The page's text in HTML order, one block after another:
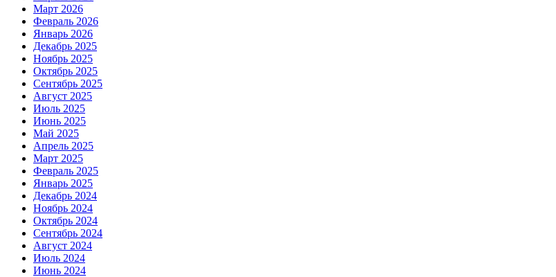
Март 2026
Февраль 2026
Январь 2026
Декабрь 2025
Ноябрь 2025
Октябрь 2025
Сентябрь 2025
Август 2025
Июль 2025
Июнь 2025
Май 2025
Апрель 2025
Март 2025
Февраль 2025
Январь 2025
Декабрь 2024
Ноябрь 2024
Октябрь 2024
Сентябрь 2024
Август 2024
Июль 2024
Июнь 2024